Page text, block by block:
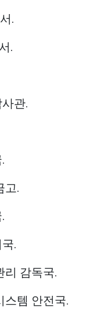
.
.
관.
고.
.
리 감독국.
스템 안전국.